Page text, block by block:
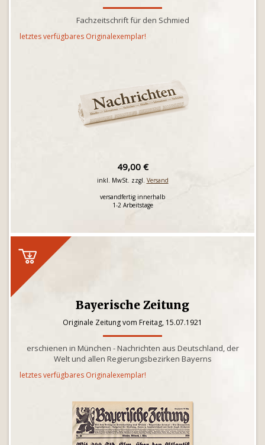
Fachzeitschrift für den Schmied
letztes verfügbares Originalexemplar!
49,00 €
inkl. MwSt. zzgl. Versand
versandfertig innerhalb
1-2 Arbeitstage
Bayerische Zeitung
Originale Zeitung vom Freitag, 15.07.1921
erschienen in München - Nachrichten aus Deutschland, der
Welt und allen Regierungsbezirken Bayerns
letztes verfügbares Originalexemplar!